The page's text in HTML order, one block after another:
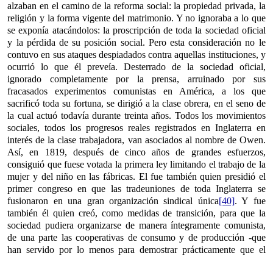
alzaban en el camino de la reforma social: la propiedad privada, la
religión y la forma vigente del matrimonio. Y no ignoraba a lo que
se exponía atacándolos: la proscripción de toda la sociedad oficial
y la pérdida de su posición social. Pero esta consideración no le
contuvo en sus ataques despiadados contra aquellas instituciones, y
ocurrió lo que él preveía. Desterrado de la sociedad oficial,
ignorado completamente por la prensa, arruinado por sus
fracasados experimentos comunistas en América, a los que
sacrificó toda su fortuna, se dirigió a la clase obrera, en el seno de
la cual actuó todavía durante treinta años. Todos los movimientos
sociales, todos los progresos reales registrados en Inglaterra en
interés de la clase trabajadora, van asociados al nombre de Owen.
Así, en 1819, después de cinco años de grandes esfuerzos,
consiguió que fuese votada la primera ley limitando el trabajo de la
mujer y del niño en las fábricas. El fue también quien presidió el
primer congreso en que las tradeuniones de toda Inglaterra se
fusionaron en una gran organización sindical única[40]. Y fue
también él quien creó, como medidas de transición, para que la
sociedad pudiera organizarse de manera íntegramente comunista,
de una parte las cooperativas de consumo y de producción -que
han servido por lo menos para demostrar prácticamente que el